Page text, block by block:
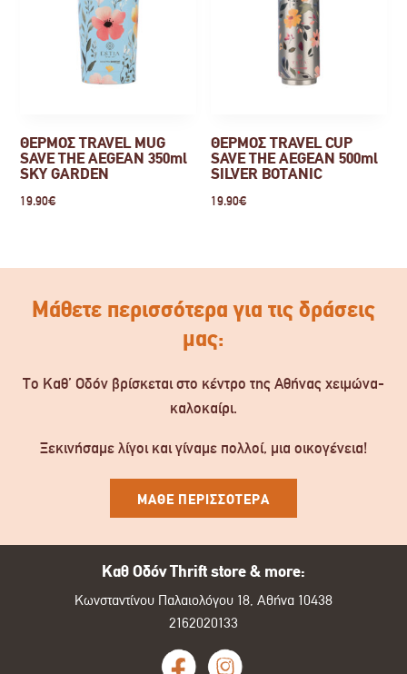
ΘΕΡΜΟΣ TRAVEL MUG
SAVE THE AEGEAN 350ml
SKY GARDEN
19.90€
ΘΕΡΜΟΣ TRAVEL CUP
SAVE THE AEGEAN 500ml
SILVER BOTANIC
19.90€
Μάθετε περισσότερα για τις δράσεις
μας:
Το Καθ’ Οδόν βρίσκεται στο κέντρο της Αθήνας χειμώνα-
καλοκαίρι.
Ξεκινήσαμε λίγοι και γίναμε πολλοί, μια οικογένεια!
ΜΑΘΕ ΠΕΡΙΣΣΟΤΕΡΑ
Καθ Οδόν Thrift store & more:
Κωνσταντίνου Παλαιολόγου 18, Αθήνα 10438
2162020133